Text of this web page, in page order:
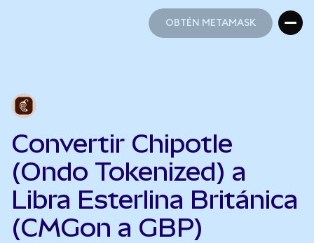
OBTÉN METAMASK
Convertir Chipotle
(Ondo Tokenized) a
Libra Esterlina Británica
(CMGon a GBP)